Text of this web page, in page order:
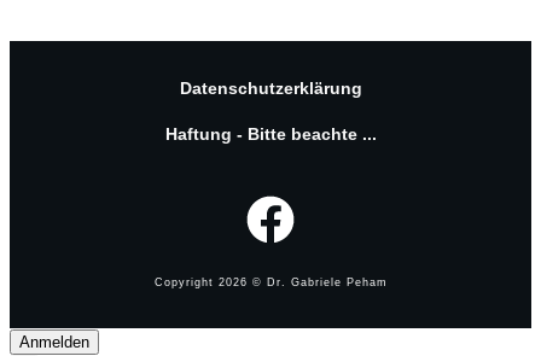
Datenschutzerklärung
Haftung - Bitte beachte ...
Copyright 2026 © Dr. Gabriele Peham
Anmelden